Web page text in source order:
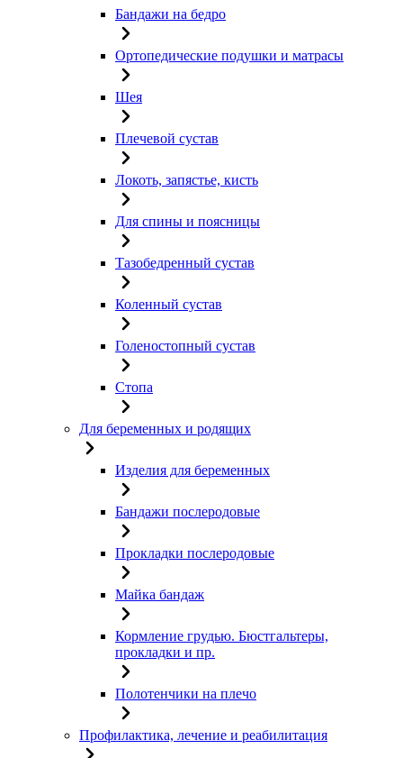
Бандажи на бедро
Ортопедические подушки и матрасы
Шея
Плечевой сустав
Локоть, запястье, кисть
Для спины и поясницы
Тазобедренный сустав
Коленный сустав
Голеностопный сустав
Стопа
Для беременных и родящих
Изделия для беременных
Бандажи послеродовые
Прокладки послеродовые
Майка бандаж
Кормление грудью. Бюстгальтеры,
прокладки и пр.
Полотенчики на плечо
Профилактика, лечение и реабилитация